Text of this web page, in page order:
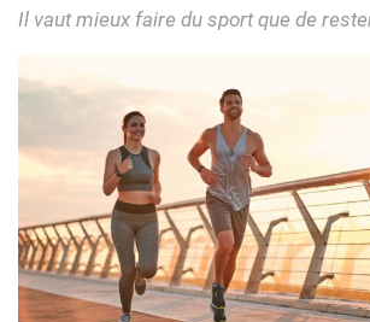
Il vaut mieux faire du sport que de